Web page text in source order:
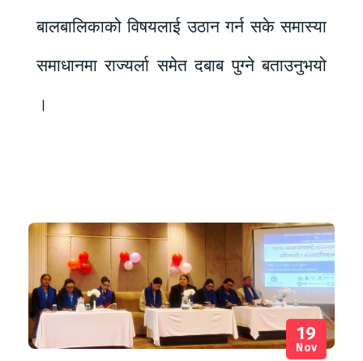
बालबालिकाको विषयलाई उठान गर्न सके समास्या
समाधानमा राज्यर्ला समेत दबाब पुग्ने बताउनुभयो
।
19
Nov